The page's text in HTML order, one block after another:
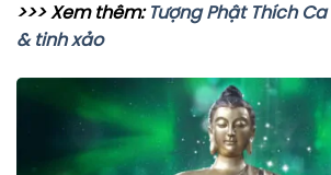
>>> Xem thêm: Tượng Phật Thích
& tinh xảo